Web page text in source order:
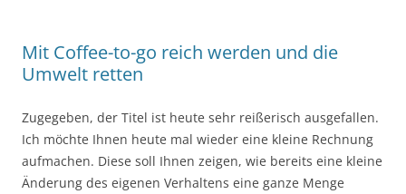
Mit Coffee-to-go reich werden und die
Umwelt retten
Zugegeben, der Titel ist heute sehr reißerisch ausgefallen.
Ich möchte Ihnen heute mal wieder eine kleine Rechnung
aufmachen. Diese soll Ihnen zeigen, wie bereits eine kleine
Änderung des eigenen Verhaltens eine ganze Menge